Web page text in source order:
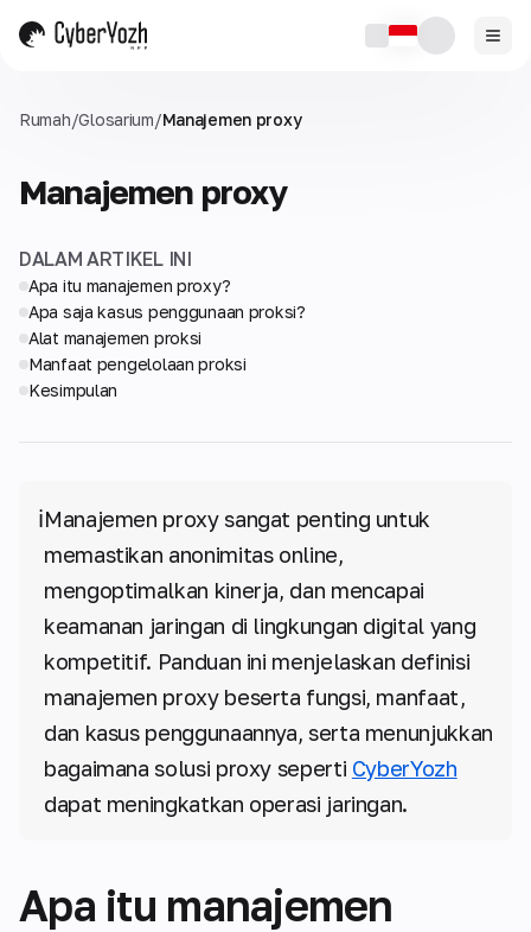
Rumah/Glosarium/Manajemen proxy
Manajemen proxy
DALAM ARTIKEL INI
Apa itu manajemen proxy?
Apa saja kasus penggunaan proksi?
Alat manajemen proksi
Manfaat pengelolaan proksi
Kesimpulan
ℹ️Manajemen proxy sangat penting untuk
memastikan anonimitas online,
mengoptimalkan kinerja, dan mencapai
keamanan jaringan di lingkungan digital yang
kompetitif. Panduan ini menjelaskan definisi
manajemen proxy beserta fungsi, manfaat,
dan kasus penggunaannya, serta menunjukkan
bagaimana solusi proxy seperti CyberYozh
dapat meningkatkan operasi jaringan.
Apa itu manajemen